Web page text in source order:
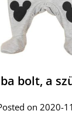
bolt, a
on 2020-